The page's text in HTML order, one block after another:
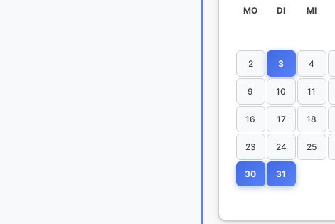
MO DI MI
2 3 4
9 10 11
16 17 18
23 24 25
30 31